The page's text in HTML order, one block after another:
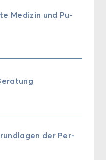
Me­di­zin und Pu­
der Per­